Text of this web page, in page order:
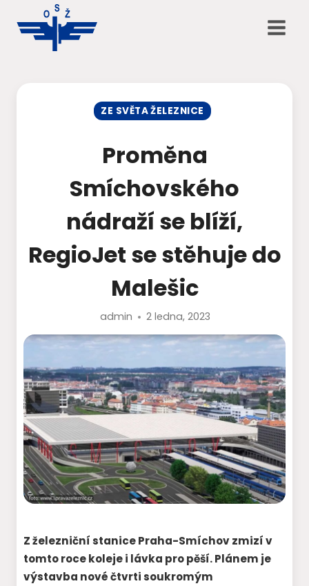
obsah
ZE SVĚTA ŽELEZNICE
Proměna
Smíchovského
nádraží se blíží,
RegioJet se stěhuje do
Malešic
admin 2 ledna, 2023
Z železniční stanice Praha-Smíchov zmizí v
tomto roce koleje i lávka pro pěší. Plánem je
výstavba nové čtvrti soukromým